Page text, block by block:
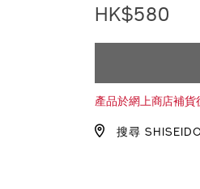
HK$580
TO
CART
產品於網上商店補
搜尋